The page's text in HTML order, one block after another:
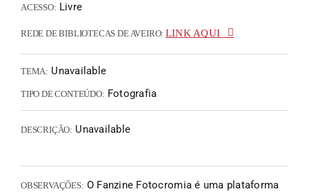
ACESSO: Livre
REDE DE BIBLIOTECAS DE AVEIRO: LINK AQUI
TEMA: Unavailable
TIPO DE CONTEÚDO: Fotografia
DESCRIÇÃO: Unavailable
OBSERVAÇÕES: O Fanzine Fotocromia é uma plataforma